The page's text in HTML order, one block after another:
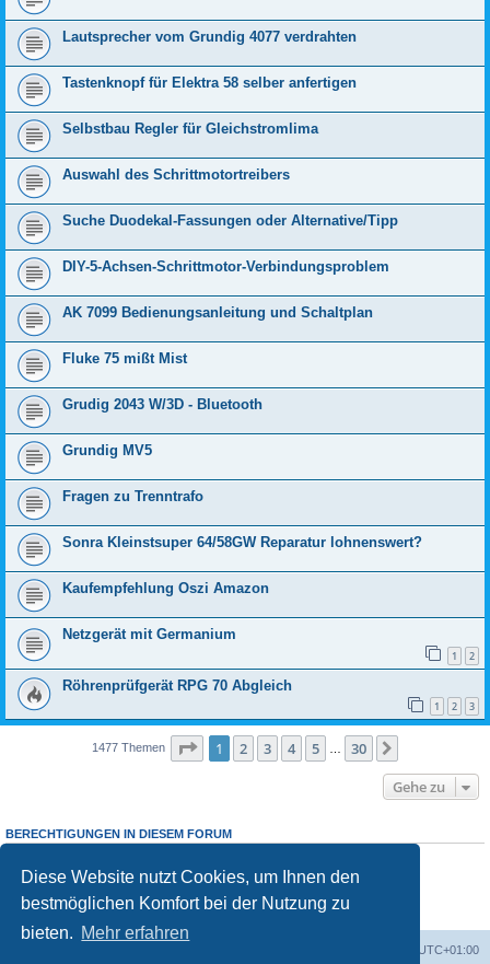
Diese Website nutzt Cookies, um Ihnen den
bestmöglichen Komfort bei der Nutzung zu
bieten. Mehr erfahren
Lautsprecher vom Grundig 4077 verdrahten
Tastenknopf für Elektra 58 selber anfertigen
Selbstbau Regler für Gleichstromlima
Auswahl des Schrittmotortreibers
Suche Duodekal-Fassungen oder Alternative/Tipp
DIY-5-Achsen-Schrittmotor-Verbindungsproblem
AK 7099 Bedienungsanleitung und Schaltplan
Fluke 75 mißt Mist
Grudig 2043 W/3D - Bluetooth
Grundig MV5
Fragen zu Trenntrafo
Sonra Kleinstsuper 64/58GW Reparatur lohnenswert?
Kaufempfehlung Oszi Amazon
Netzgerät mit Germanium
1 2
Röhrenprüfgerät RPG 70 Abgleich
1 2 3
1477 Themen Seite 1von 30
1 2 3 4 5 … 30
Gehe zu
BERECHTIGUNGEN IN DIESEM FORUM
Sie dürfenkeineAntworten zu Themen in diesem Forum erstellen.
Sie dürfen Ihre Beiträge in diesem Forumnicht ändern.
Sie dürfen Ihre Beiträge in diesem Forumnichtlöschen.
keine
UTC+01:00